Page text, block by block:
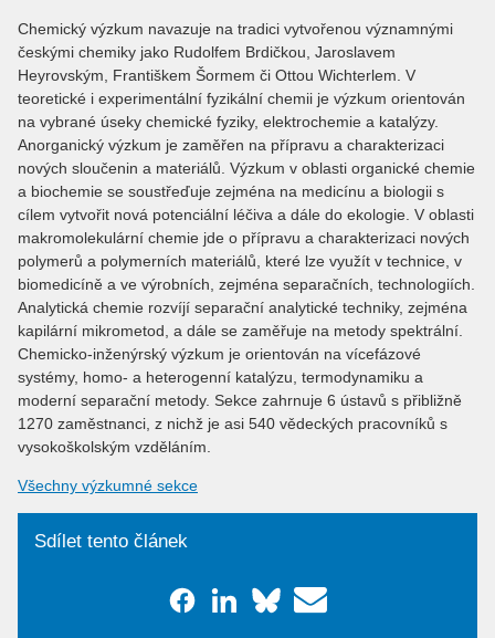
Chemický výzkum navazuje na tradici vytvořenou významnými
českými chemiky jako Rudolfem Brdičkou, Jaroslavem
Heyrovským, Františkem Šormem či Ottou Wichterlem. V
teoretické i experimentální fyzikální chemii je výzkum orientován
na vybrané úseky chemické fyziky, elektrochemie a katalýzy.
Anorganický výzkum je zaměřen na přípravu a charakterizaci
nových sloučenin a materiálů. Výzkum v oblasti organické chemie
a biochemie se soustřeďuje zejména na medicínu a biologii s
cílem vytvořit nová potenciální léčiva a dále do ekologie. V oblasti
makromolekulární chemie jde o přípravu a charakterizaci nových
polymerů a polymerních materiálů, které lze využít v technice, v
biomedicíně a ve výrobních, zejména separačních, technologiích.
Analytická chemie rozvíjí separační analytické techniky, zejména
kapilární mikrometod, a dále se zaměřuje na metody spektrální.
Chemicko-inženýrský výzkum je orientován na vícefázové
systémy, homo- a heterogenní katalýzu, termodynamiku a
moderní separační metody. Sekce zahrnuje 6 ústavů s přibližně
1270 zaměstnanci, z nichž je asi 540 vědeckých pracovníků s
vysokoškolským vzděláním.
Všechny výzkumné sekce
Sdílet tento článek